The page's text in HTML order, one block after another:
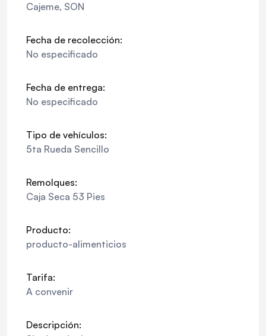
Cajeme, SON
Fecha de recolección:
No especificado
Fecha de entrega:
No especificado
Tipo de vehículos:
5ta Rueda Sencillo
Remolques:
Caja Seca 53 Pies
Producto:
producto-alimenticios
Tarifa:
A convenir
Descripción: